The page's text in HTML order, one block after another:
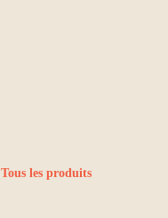
Tous les produits